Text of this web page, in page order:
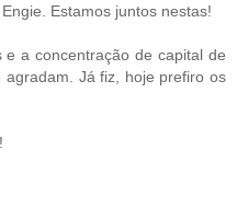
Estamos juntos nestas!
a concentração de capital de
agradam. Já fiz, hoje prefiro os